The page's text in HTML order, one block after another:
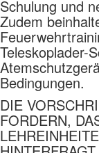
Schulung und
Zudem
Teleskoplader-
Bedingungen.
DIE
FORDERN,